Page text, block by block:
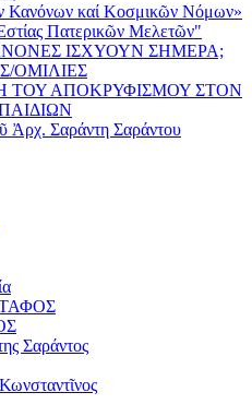
Κανόνων καί Κοσμικῶν Νόμων»
Πατερικῶν Μελετῶν"
ΙΣΧΥΟΥΝ ΣΗΜΕΡΑ;
ΟΜΙΛΙΕΣ
ΤΟΥ ΑΠΟΚΡΥΦΙΣΜΟΥ ΣΤΟΝ
Ἀρχ. Σαράντη Σαράντου
Σαράντος